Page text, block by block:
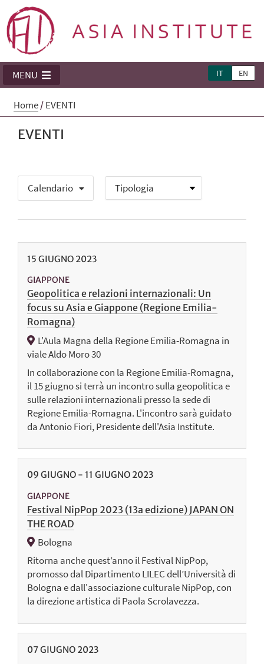
IT EN
MENU
Home/EVENTI
EVENTI
Calendario
15 GIUGNO 2023
GIAPPONE
Geopolitica e relazioni internazionali: Un
focus su Asia e Giappone (Regione Emilia-
Romagna)
L'Aula Magna della Regione Emilia-Romagna in
viale Aldo Moro 30
In collaborazione con la Regione Emilia-Romagna,
il 15 giugno si terrà un incontro sulla geopolitica e
sulle relazioni internazionali presso la sede di
Regione Emilia-Romagna. L'incontro sarà guidato
da Antonio Fiori, Presidente dell'Asia Institute.
09 GIUGNO - 11 GIUGNO 2023
GIAPPONE
Festival NipPop 2023 (13a edizione) JAPAN ON
THE ROAD
Bologna
Ritorna anche quest’anno il Festival NipPop,
promosso dal Dipartimento LILEC dell’Università di
Bologna e dall'associazione culturale NipPop, con
la direzione artistica di Paola Scrolavezza.
07GIUGNO 2023